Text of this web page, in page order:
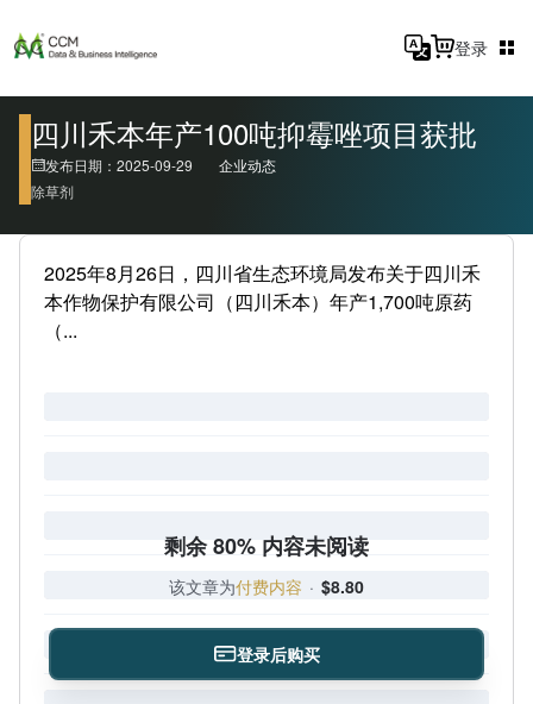
登录
四川禾本年产100吨抑霉唑项目获批
发布日期：2025-09-29
企业动态
除草剂
2025年8月26日，四川省生态环境局发布关于四川禾
本作物保护有限公司（四川禾本）年产1,700吨原药
（...
剩余 80% 内容未阅读
该文章为付费内容 · $8.80
登录后购买